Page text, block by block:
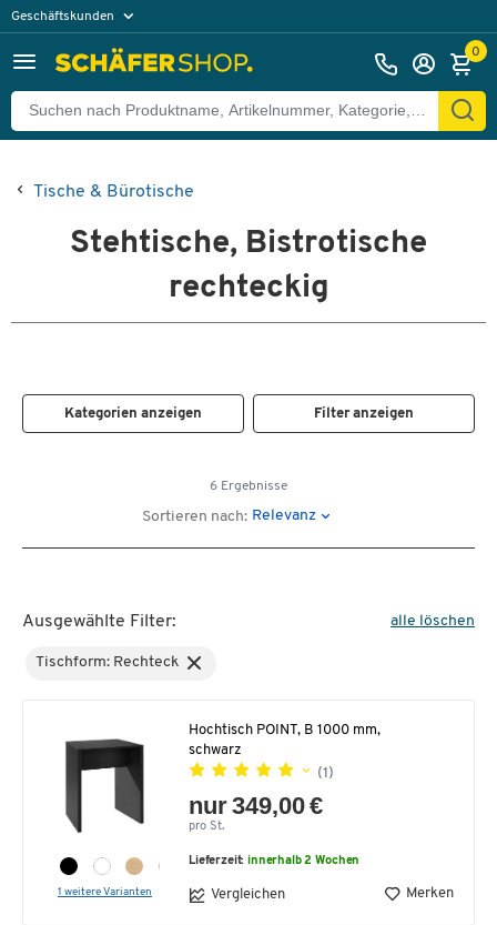
Geschäftskunden
0
Tische & Bürotische
Stehtische, Bistrotische
rechteckig
Kategorien anzeigen Filter anzeigen
6 Ergebnisse
Sortieren nach: Relevanz
Ausgewählte Filter: alle löschen
Tischform: Rechteck
1 weitere Varianten
Hochtisch POINT, B 1000 mm,
schwarz
(1)
nur 349,00 €
pro St.
Lieferzeit:innerhalb 2 Wochen
Vergleichen Merken